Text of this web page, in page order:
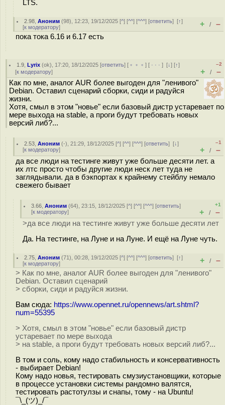
LTS.
2.98 ,Аноним (98), 12:23, 19/12/2025 [^] [^^] [^^^] [ответить][↑]
[к модератору] + / –
пока тока 6.16 и 6.17 есть
1.9 ,Lyrix (ok), 17:20, 18/12/2025 [ответить] [ ﹢﹢﹢] [ · · ·][↓] [↑]
[к модератору]
–2
+ / –
Как по мне, аналог AUR более выгоден для "ленивого"
Debian. Оставил сценарий сборки, сиди и радуйся
жизни.
Хотя, смыл в этом "новье" если базовый дистр устаревает по
мере выхода на stable, а проги будут требовать новых
версий либ?...
2.53 ,Аноним (-), 21:29, 18/12/2025 [^] [^^] [^^^] [ответить][↓]
[к модератору]
–1
+ / –
да все люди на тестинге живут уже больше десяти лет. а
их лтс просто чтобы другие люди неск лет туда не
заглядывали. да в бэкпортах к крайнему стейблу немало
свежего бывает
3.66 ,Аноним (64), 23:15, 18/12/2025 [^] [^^] [^^^] [ответить]
[к модератору]
+1
+ / –
>да все люди на тестинге живут уже больше десяти лет
Да. На тестинге, на Луне и на Луне. И ещё на Луне чуть.
2.75 ,Аноним (71), 00:28, 19/12/2025 [^] [^^] [^^^] [ответить][↑]
[к модератору] + / –
> Как по мне, аналог AUR более выгоден для "ленивого"
Debian. Оставил сценарий
> сборки, сиди и радуйся жизни.
Вам сюда: https://www.opennet.ru/opennews/art.shtml?
num=55395
> Хотя, смыл в этом "новье" если базовый дистр
устаревает по мере выхода
> на stable, а проги будут требовать новых версий либ?...
В том и соль, кому надо стабильность и консервативность
- выбирает Debian!
Кому надо новья, тестировать смузиустановщики, которые
в процессе установки системы рандомно валятся,
тестировать растотулзы и снапы, тому - на Ubuntu!
¯\_(ツ)_/¯